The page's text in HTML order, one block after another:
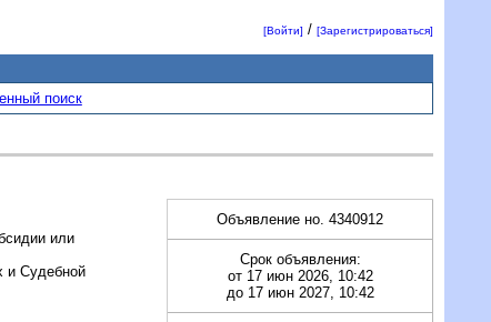
[Войти] /[Зарегистрироваться]
поиск
или
и Судебной
Объявление но. 4340912
Срок объявления:
от 17 июн 2026, 10:42
до 17 июн 2027, 10:42